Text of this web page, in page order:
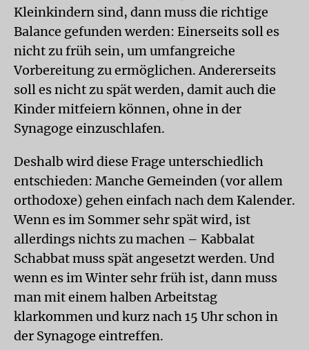
Kleinkindern sind, dann muss die richtige
Balance gefunden werden: Einerseits soll es
nicht zu früh sein, um umfangreiche
Vorbereitung zu ermöglichen. Andererseits
soll es nicht zu spät werden, damit auch die
Kinder mitfeiern können, ohne in der
Synagoge einzuschlafen.
Deshalb wird diese Frage unterschiedlich
entschieden: Manche Gemeinden (vor allem
orthodoxe) gehen einfach nach dem Kalender.
Wenn es im Sommer sehr spät wird, ist
allerdings nichts zu machen – Kabbalat
Schabbat muss spät angesetzt werden. Und
wenn es im Winter sehr früh ist, dann muss
man mit einem halben Arbeitstag
klarkommen und kurz nach 15 Uhr schon in
der Synagoge eintreffen.